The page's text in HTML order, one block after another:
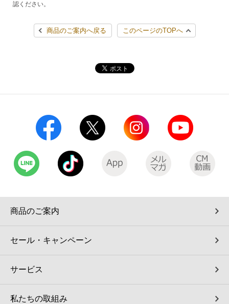
保険
学び・教育
コインランドリー（店舗限定）
宅配ロッカー（店舗限定）
自転車シェアリング（店舗限定）
モバイルバッテリーシェアリング（店舗限定）
モバイルWi-Fiバッテリーシェアリング（店舗限定）
荷物預かりサービス「ecbocloakエクボクローク」（店舗限定）
ソフトバンクギフト
セブン-イレブンの横顔
認ください。
商品のご案内へ戻る このページのTOPへ
商品のご案内
セール・キャンペーン
サービス
私たちの取組み